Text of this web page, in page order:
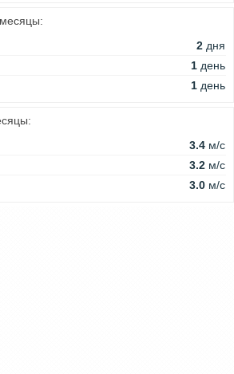
месяцы:
2 дня
1 день
1 день
3.4 м/c
3.2 м/c
3.0 м/c